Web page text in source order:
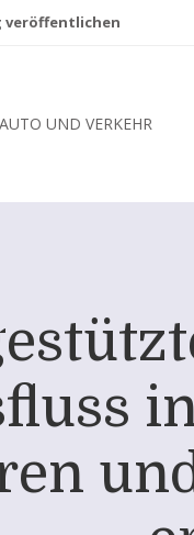
veröffentlichen
AUTO UND VERKEHR